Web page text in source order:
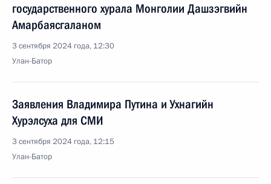
государственного хурала Монголии Дашзэгвийн
Амарбаясгаланом
3 сентября 2024 года, 12:30
Улан-Батор
Заявления Владимира Путина и Ухнагийн
Хурэлсуха для СМИ
3 сентября 2024 года, 12:15
Улан-Батор